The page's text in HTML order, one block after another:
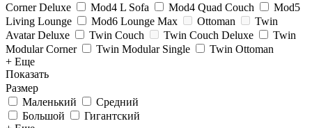
Corner Deluxe
Mod4 L Sofa Mod4 Quad Couch
Mod5
Living Lounge
Mod6 Lounge Max Ottoman
Twin
Avatar Deluxe
Twin Couch Twin Couch Deluxe
Twin
Modular Corner
Twin Modular Single
Twin Ottoman
+ Еще
Показать
Размер
Маленький
Средний
Большой
Гигантский